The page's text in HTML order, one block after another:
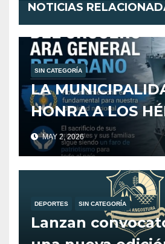
NOTICIAS
SIN CATEGORÍA
LA
HONRA A LOS
CRUCERO ARA
BELGRANO
MAY 2, 2026
DEPORTES SIN CATEGORÍA
Lanzan